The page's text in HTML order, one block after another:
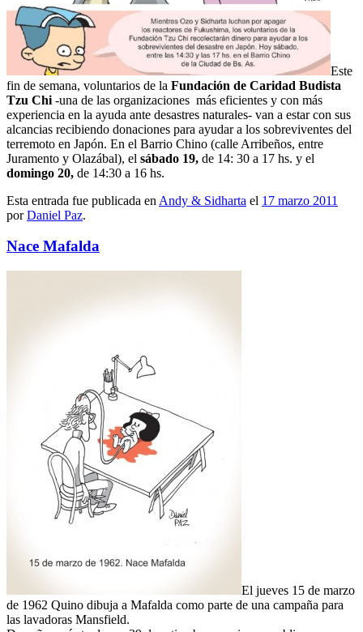
Este
fin de semana, voluntarios de la Fundación de Caridad Budista
Tzu Chi -una de las organizaciones más eficientes y con más
experiencia en la ayuda ante desastres naturales- van a estar con sus
alcancias recibiendo donaciones para ayudar a los sobreviventes del
terremoto en Japón. En el Barrio Chino (calle Arribeños, entre
Juramento y Olazábal), el sábado 19, de 14: 30 a 17 hs. y el
domingo 20, de 14:30 a 16 hs.
Esta entrada fue publicada en Andy & Sidharta el 17 marzo 2011
porDaniel Paz.
Nace Mafalda
El jueves 15 de marzo
de 1962 Quino dibuja a Mafalda como parte de una campaña para
las lavadoras Mansfield.